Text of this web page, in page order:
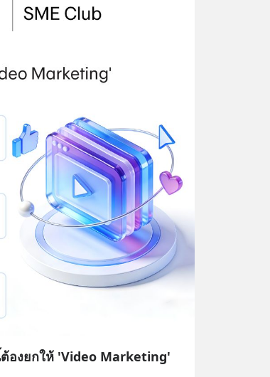
ต้องยกให้ 'Video Marketing'